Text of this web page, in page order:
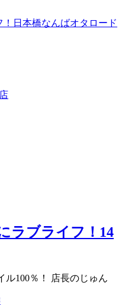
ラブライフ！14
ル100％！ 店長のじゅん